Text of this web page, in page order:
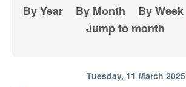
By Year By Month By Week
Jump to month
Tuesday, 11 March 2025